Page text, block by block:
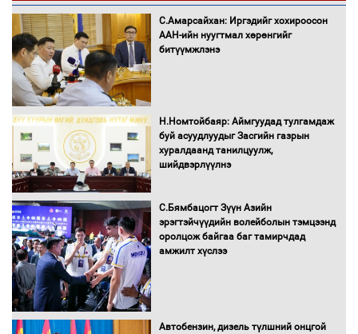
С.Амарсайхан: Иргэдийг хохироосон
ААН-ийн нуугтмал хөрөнгийг
битүүмжлэнэ
Н.Номтойбаяр: Аймгуудад тулгамдаж
буй асуудлуудыг Засгийн газрын
хуралдаанд танилцуулж,
шийдвэрлүүлнэ
С.Бямбацогт Зүүн Азийн
эрэгтэйчүүдийн волейболын тэмцээнд
оролцож байгаа баг тамирчдад
амжилт хүслээ
Автобензин, дизель түлшний онцгой